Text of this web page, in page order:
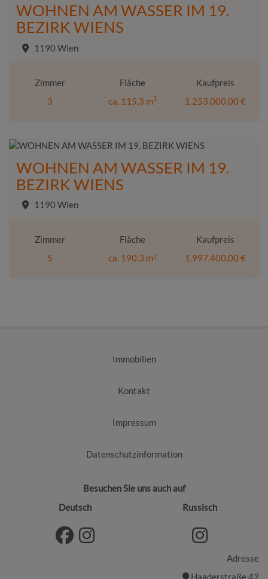
WOHNEN AM WASSER IM 19.
BEZIRK WIENS
1190 Wien
Zimmer
3
Fläche
ca. 115,3 m2
Kaufpreis
1.253.000,00 €
WOHNEN AM WASSER IM 19.
BEZIRK WIENS
1190 Wien
Zimmer
5
Fläche
ca. 190,3 m2
Kaufpreis
1.997.400,00 €
Immobilien
Kontakt
Impressum
Datenschutzinformation
Besuchen Sie uns auch auf
Deutsch
Russisch
Adresse
Haaderstraße 42